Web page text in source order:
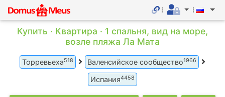
Купить · Квартира · 1 спальня, вид на море,
возле пляжа Ла Мата
Торревьеха518 Валенсийское сообщество1966
Испания4458